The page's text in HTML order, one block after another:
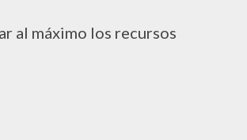
al máximo los recursos